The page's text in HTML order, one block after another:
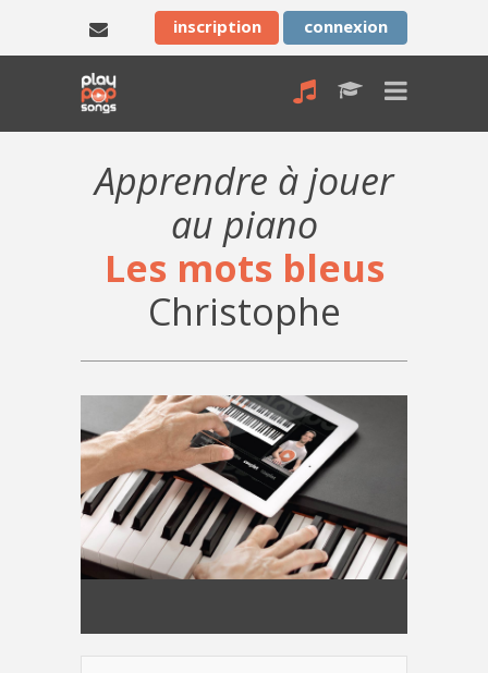
inscription connexion
Apprendre à jouer
au piano
Les mots bleus
Christophe